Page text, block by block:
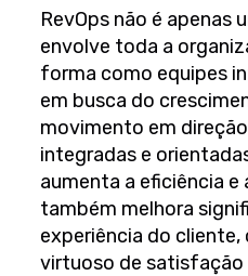
RevOps não é apenas
envolve toda a
forma como equipes
em busca do
movimento em
integradas e
aumenta a eficiência e
também melhora
experiência do cliente,
virtuoso de satisfação